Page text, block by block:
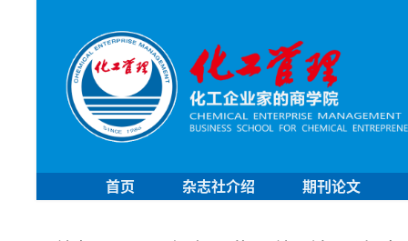
首页 杂志社介绍 期刊论文